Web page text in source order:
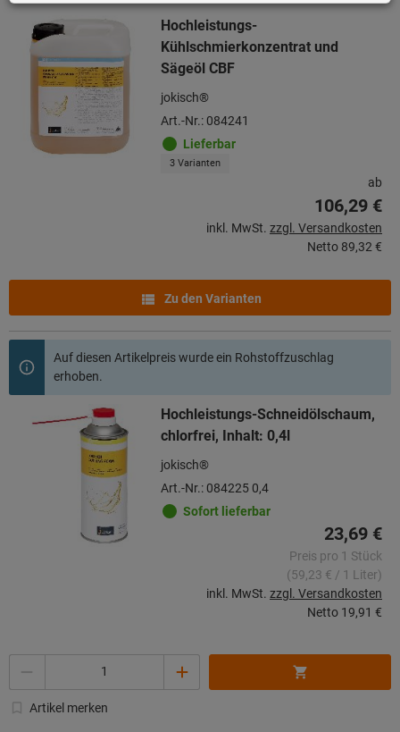
Hochleistungs-
Kühlschmierkonzentrat und
Sägeöl CBF
jokisch®
Art.-Nr.: 084241
Lieferbar
3 Varianten
ab
106,29 €
inkl. MwSt. zzgl. Versandkosten
Netto 89,32 €
Zu den Varianten
Auf diesen Artikelpreis wurde ein Rohstoffzuschlag
erhoben.
Hochleistungs-Schneidölschaum,
chlorfrei, Inhalt: 0,4l
jokisch®
Art.-Nr.: 084225 0,4
Sofort lieferbar
23,69 €
Preis pro 1 Stück
(59,23 € / 1 Liter)
inkl. MwSt. zzgl. Versandkosten
Netto 19,91 €
Artikel merken